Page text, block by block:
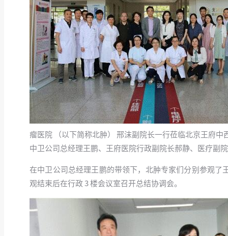
瘤医院 （以下简称北肿） 邢沫副院长一行莅临北京王府
中卫公司总经理王鹏、王府医院行政副院长郝静、医疗副
在中卫公司总经理王鹏的带领下，北肿专家们分别参观
观结束后在行政 3 楼会议室召开总结协调会。